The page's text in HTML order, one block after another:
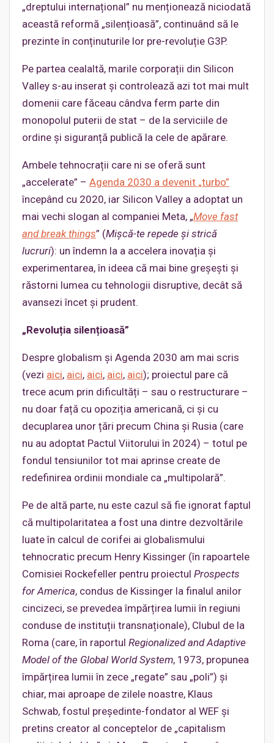
„dreptului internațional” nu menționează niciodată
această reformă „silențioasă”, continuând să le
prezinte în conținuturile lor pre-revoluție G3P.
Pe partea cealaltă, marile corporații din Silicon
Valley s-au inserat și controlează azi tot mai mult
domenii care făceau cândva ferm parte din
monopolul puterii de stat – de la serviciile de
ordine și siguranță publică la cele de apărare.
Ambele tehnocrații care ni se oferă sunt
„accelerate” – Agenda 2030 a devenit „turbo”
începând cu 2020, iar Silicon Valley a adoptat un
mai vechi slogan al companiei Meta, „Move fast
and break things” (Mișcă-te repede și strică
lucruri): un îndemn la a accelera inovația și
experimentarea, în ideea că mai bine greșești și
răstorni lumea cu tehnologii disruptive, decât să
avansezi încet și prudent.
„Revoluția silențioasă”
Despre globalism și Agenda 2030 am mai scris
(vezi aici, aici, aici, aici, aici); proiectul pare că
trece acum prin dificultăți – sau o restructurare –
nu doar față cu opoziția americană, ci și cu
decuplarea unor țări precum China și Rusia (care
nu au adoptat Pactul Viitorului în 2024) – totul pe
fondul tensiunilor tot mai aprinse create de
redefinirea ordinii mondiale ca „multipolară”.
Pe de altă parte, nu este cazul să fie ignorat faptul
că multipolaritatea a fost una dintre dezvoltările
luate în calcul de corifei ai globalismului
tehnocratic precum Henry Kissinger (în rapoartele
Comisiei Rockefeller pentru proiectul Prospects
for America, condus de Kissinger la finalul anilor
cincizeci, se prevedea împărțirea lumii în regiuni
conduse de instituții transnaționale), Clubul de la
Roma (care, în raportul Regionalized and Adaptive
Model of the Global World System, 1973, propunea
împărțirea lumii în zece „regate” sau „poli”) și
chiar, mai aproape de zilele noastre, Klaus
Schwab, fostul președinte-fondator al WEF și
pretins creator al conceptelor de „capitalism